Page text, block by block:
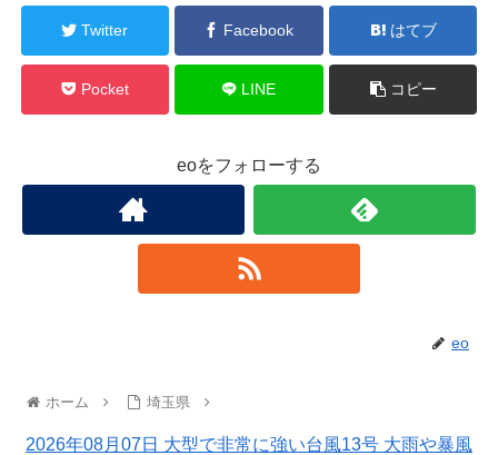
Twitter Facebook はてブ
Pocket LINE コピー
eoをフォローする
eo
ホーム 埼玉県
2026年08月07日 大型で非常に強い台風13号 大雨や暴風